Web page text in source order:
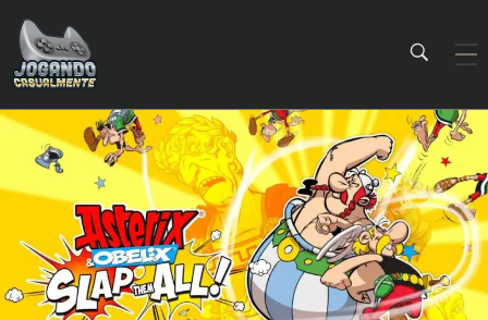
Jogando Casualmente
Conteúdo family friendly sobre games! Desde 2019 analisando jogos.